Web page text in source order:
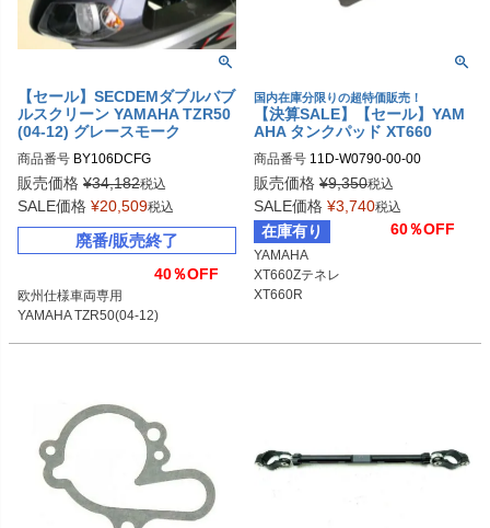
【セール】SECDEMダブルバブ
ルスクリーン YAMAHA TZR50
(04-12) グレースモーク
商品番号 BY106DCFG
販売価格 ¥34,182税込
SALE価格 ¥20,509税込
廃番/販売終了
40％OFF
欧州仕様車両専用
YAMAHA TZR50(04-12)
国内在庫分限りの超特価販売！
【決算SALE】【セール】YAM
AHA タンクパッド XT660
商品番号 11D-W0790-00-00
販売価格 ¥9,350税込
SALE価格 ¥3,740税込
在庫有り 60％OFF
YAMAHA
XT660Zテネレ
XT660R